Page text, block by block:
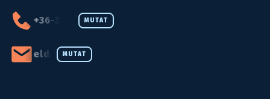
MUTAT
+36-34-590-027
MUTAT
eld@eld.hu